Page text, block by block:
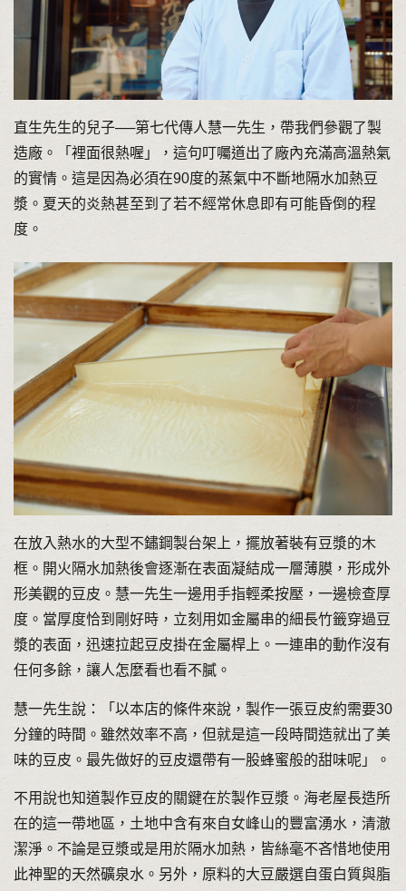
直生先生的兒子──第七代傳人慧一先生，帶我們參觀了製
造廠。「裡面很熱喔」，這句叮囑道出了廠內充滿高溫熱氣
的實情。這是因為必須在90度的蒸氣中不斷地隔水加熱豆
漿。夏天的炎熱甚至到了若不經常休息即有可能昏倒的程
度。
在放入熱水的大型不鏽鋼製台架上，擺放著裝有豆漿的木
框。開火隔水加熱後會逐漸在表面凝結成一層薄膜，形成外
形美觀的豆皮。慧一先生一邊用手指輕柔按壓，一邊檢查厚
度。當厚度恰到剛好時，立刻用如金屬串的細長竹籤穿過豆
漿的表面，迅速拉起豆皮掛在金屬桿上。一連串的動作沒有
任何多餘，讓人怎麼看也看不膩。
慧一先生說：「以本店的條件來說，製作一張豆皮約需要30
分鐘的時間。雖然效率不高，但就是這一段時間造就出了美
味的豆皮。最先做好的豆皮還帶有一股蜂蜜般的甜味呢」。
不用說也知道製作豆皮的關鍵在於製作豆漿。海老屋長造所
在的這一帶地區，土地中含有來自女峰山的豐富湧水，清澈
潔淨。不論是豆漿或是用於隔水加熱，皆絲毫不吝惜地使用
此神聖的天然礦泉水。另外，原料的大豆嚴選自蛋白質與脂